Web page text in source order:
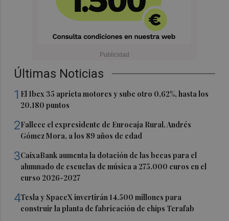
Últimas Noticias
1 El Ibex 35 aprieta motores y sube otro 0,62%, hasta los
20.180 puntos
2Fallece el expresidente de Eurocaja Rural, Andrés
Gómez Mora, a los 89 años de edad
3CaixaBank aumenta la dotación de las becas para el
alumnado de escuelas de música a 275.000 euros en el
curso 2026-2027
4Tesla y SpaceX invertirán 14.500 millones para
construir la planta de fabricación de chips Terafab